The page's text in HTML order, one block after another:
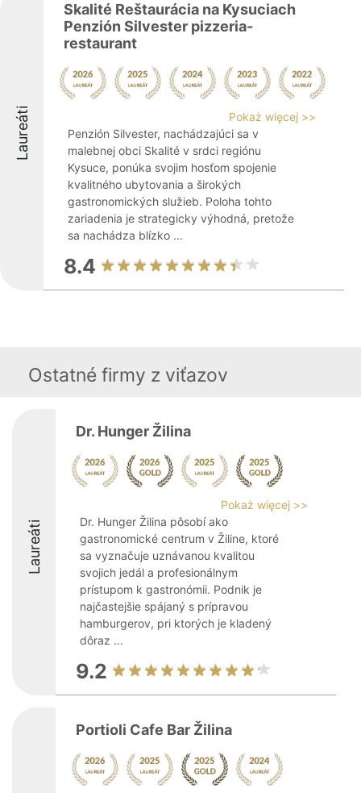
Laureáti
Skalité Reštaurácia na Kysuciach
Penzión Silvester pizzeria-
restaurant
Pokaż więcej >>
Penzión Silvester, nachádzajúci sa v
malebnej obci Skalité v srdci regiónu
Kysuce, ponúka svojim hosťom spojenie
kvalitného ubytovania a širokých
gastronomických služieb. Poloha tohto
zariadenia je strategicky výhodná, pretože
sa nachádza blízko ...
8.4
Ostatné firmy z viťazov
Laureáti
Dr. Hunger Žilina
Pokaż więcej >>
Dr. Hunger Žilina pôsobí ako
gastronomické centrum v Žiline, ktoré
sa vyznačuje uznávanou kvalitou
svojich jedál a profesionálnym
prístupom k gastronómii. Podnik je
najčastejšie spájaný s prípravou
hamburgerov, pri ktorých je kladený
dôraz ...
9.2
Portioli Cafe Bar Žilina